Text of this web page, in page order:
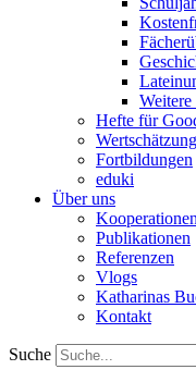
Weitere
Hefte für
Wertschätzung
Fortbildungen
eduki
Über uns
Kooperationen
Publikationen
Referenzen
Vlogs
Katharinas
Kontakt
Suche